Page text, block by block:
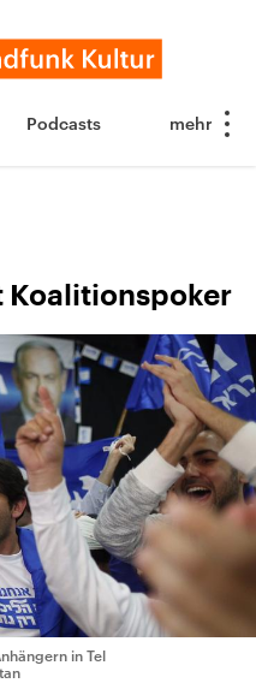
Podcasts
Koalitionspoker
in Tel